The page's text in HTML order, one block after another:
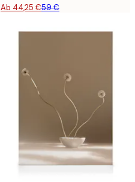
Ab 44,25 €59 €